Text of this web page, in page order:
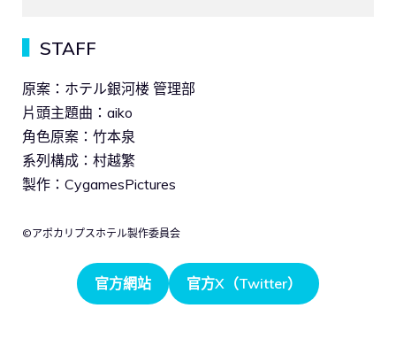
STAFF
原案：ホテル銀河楼 管理部
片頭主題曲：aiko
角色原案：竹本泉
系列構成：村越繁
製作：CygamesPictures
©アポカリプスホテル製作委員会
官方網站 官方X（Twitter）